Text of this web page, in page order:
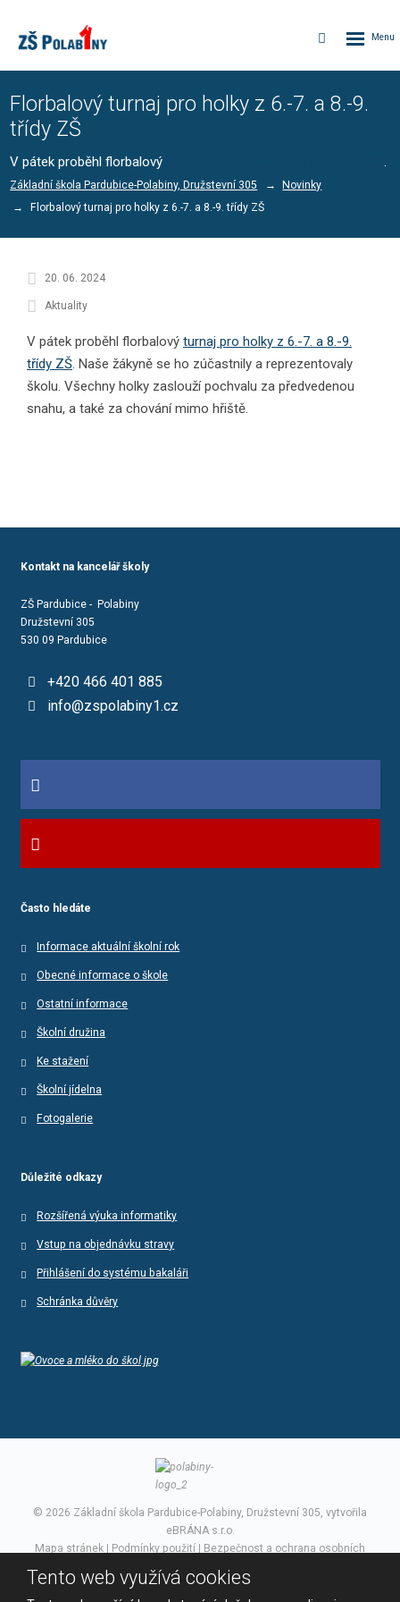
Vyhledávání
Florbalový turnaj pro holky z 6.-7. a 8.-9.
třídy ZŠ
V pátek proběhl florbalový turnaj pro holky z 6.-7. a 8.-9. třídy ZŠ.
Základní škola Pardubice-Polabiny, Družstevní 305
Novinky
Florbalový turnaj pro holky z 6.-7. a 8.-9. třídy ZŠ
20. 06. 2024
Aktuality
V pátek proběhl florbalový turnaj pro holky z 6.-7. a 8.-9.
třídy ZŠ . Naše žákyně se ho zúčastnily a reprezentovaly
školu. Všechny holky zaslouží pochvalu za předvedenou
snahu, a také za chování mimo hřiště.
Kontakt na kancelář školy
ZŠ Pardubice - Polabiny
Družstevní 305
530 09 Pardubice
+420 466 401 885
info@zspolabiny1.cz
Často hledáte
Informace aktuální školní rok
Obecné informace o škole
Ostatní informace
Školní družina
Ke stažení
Školní jídelna
Fotogalerie
Důležité odkazy
Rozšířená výuka informatiky
Vstup na objednávku stravy
Přihlášení do systému bakaláři
Schránka důvěry
© 2026 Základní škola Pardubice-Polabiny, Družstevní 305, vytvořila
eBRÁNA s.r.o.
Mapa stránek
Podmínky použití
Bezpečnost a ochrana osobních
Tento web využívá cookies